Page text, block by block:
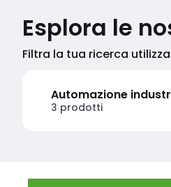
Esplora le
Filtra la tua ricerca
Automazione
3 prodotti